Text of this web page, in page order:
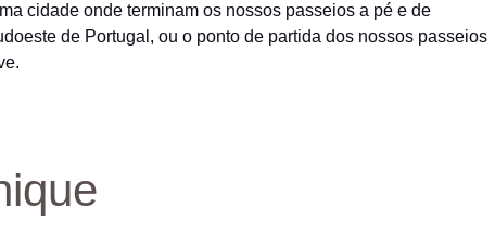
cidade onde terminam os nossos passeios a pé e de
de Portugal, ou o ponto de partida dos nossos passeios